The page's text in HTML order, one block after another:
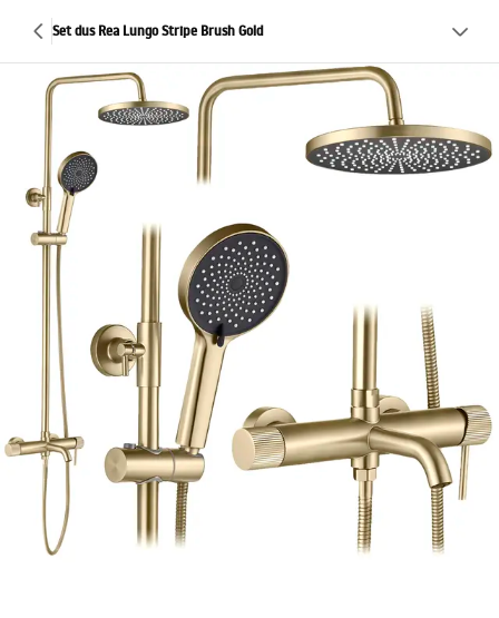
Set dus Rea Lungo Stripe Brush Gold